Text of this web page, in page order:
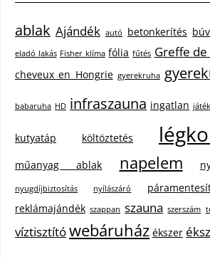
ablak Ajándék autó betonkerítés
eladó lakás Fisher klíma fólia fűtés Greffe
cheveux en Hongrie gyerekruha
babaruha HD infraszauna ingatlan
kutyatáp költöztetés
műanyag ablak napelem
nyugdíjbiztosítás nyílászáró
reklámajándék szappan szauna szerszám
víztisztítówebáruház ékszer